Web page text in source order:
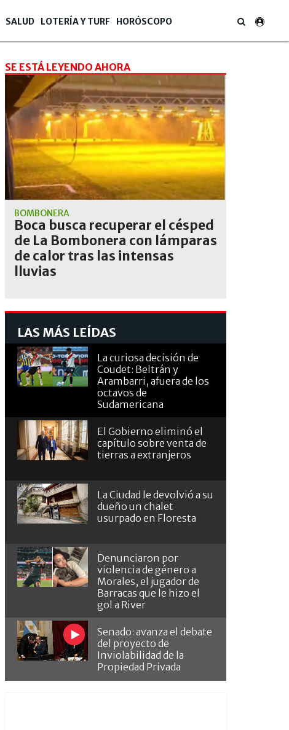
SALUD LOTERÍA Y TURF HORÓSCOPO
SE ESTÁ LEYENDO AHORA
BOMBONERA
Boca busca recuperar el césped
de La Bombonera con lámparas
de calor tras las intensas
lluvias
LAS MÁS LEÍDAS
La curiosa decisión de
Coudet: Beltrán y
Arambarri, afuera de los
octavos de
Sudamericana
El Gobierno eliminó el
capítulo sobre venta de
tierras a extranjeros
La Ciudad le devolvió a su
dueño un chalet
usurpado en Floresta
Denunciaron por
violencia de género a
Morales, el jugador de
Barracas que le hizo el
gol a River
Senado: avanza el debate
del proyecto de
Inviolabilidad de la
Propiedad Privada